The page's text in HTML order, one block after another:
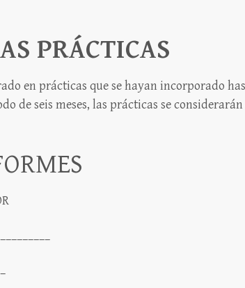
PRÁCTICAS
en prácticas que se hayan incorporado
de seis meses, las prácticas se